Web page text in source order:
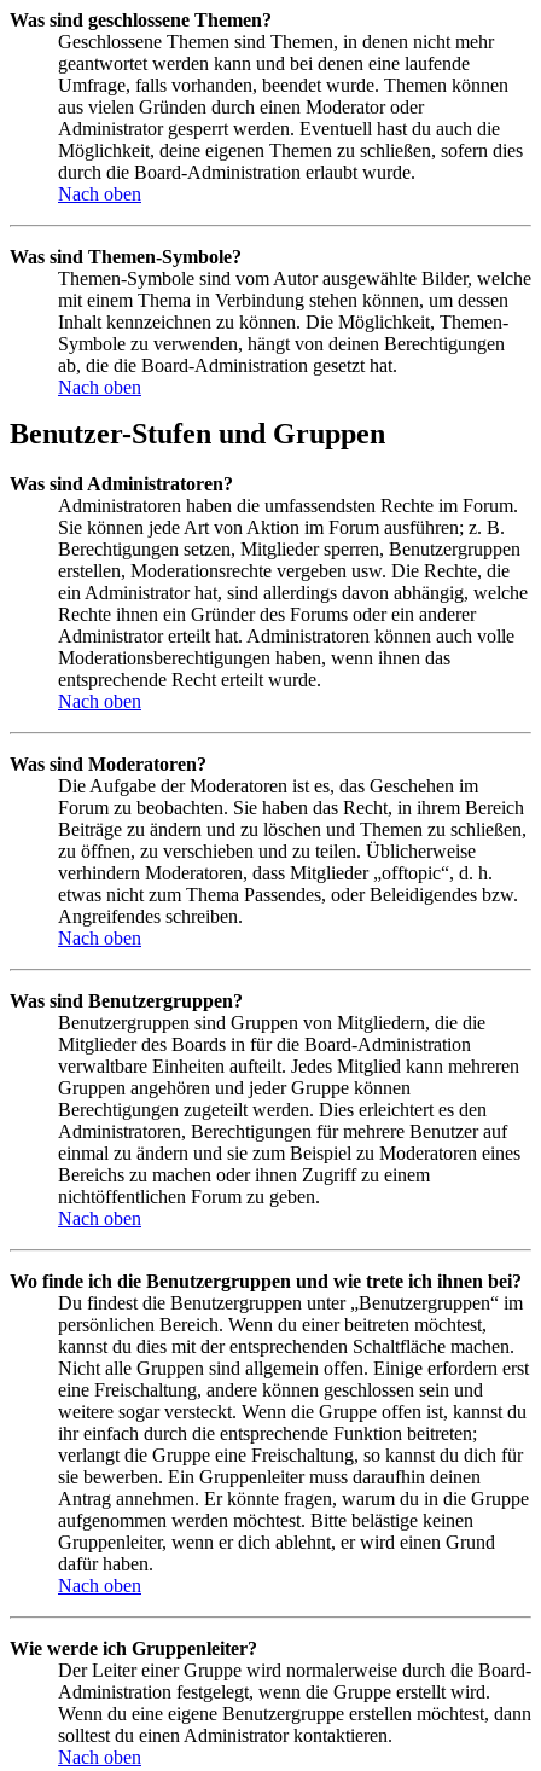
Was sind geschlossene Themen?
Geschlossene Themen sind Themen, in denen nicht mehr
geantwortet werden kann und bei denen eine laufende
Umfrage, falls vorhanden, beendet wurde. Themen können
aus vielen Gründen durch einen Moderator oder
Administrator gesperrt werden. Eventuell hast du auch die
Möglichkeit, deine eigenen Themen zu schließen, sofern dies
durch die Board-Administration erlaubt wurde.
Nach oben
Was sind Themen-Symbole?
Themen-Symbole sind vom Autor ausgewählte Bilder, welche
mit einem Thema in Verbindung stehen können, um dessen
Inhalt kennzeichnen zu können. Die Möglichkeit, Themen-
Symbole zu verwenden, hängt von deinen Berechtigungen
ab, die die Board-Administration gesetzt hat.
Nach oben
Benutzer-Stufen und Gruppen
Was sind Administratoren?
Administratoren haben die umfassendsten Rechte im Forum.
Sie können jede Art von Aktion im Forum ausführen; z. B.
Berechtigungen setzen, Mitglieder sperren, Benutzergruppen
erstellen, Moderationsrechte vergeben usw. Die Rechte, die
ein Administrator hat, sind allerdings davon abhängig, welche
Rechte ihnen ein Gründer des Forums oder ein anderer
Administrator erteilt hat. Administratoren können auch volle
Moderationsberechtigungen haben, wenn ihnen das
entsprechende Recht erteilt wurde.
Nach oben
Was sind Moderatoren?
Die Aufgabe der Moderatoren ist es, das Geschehen im
Forum zu beobachten. Sie haben das Recht, in ihrem Bereich
Beiträge zu ändern und zu löschen und Themen zu schließen,
zu öffnen, zu verschieben und zu teilen. Üblicherweise
verhindern Moderatoren, dass Mitglieder „offtopic“, d. h.
etwas nicht zum Thema Passendes, oder Beleidigendes bzw.
Angreifendes schreiben.
Nach oben
Was sind Benutzergruppen?
Benutzergruppen sind Gruppen von Mitgliedern, die die
Mitglieder des Boards in für die Board-Administration
verwaltbare Einheiten aufteilt. Jedes Mitglied kann mehreren
Gruppen angehören und jeder Gruppe können
Berechtigungen zugeteilt werden. Dies erleichtert es den
Administratoren, Berechtigungen für mehrere Benutzer auf
einmal zu ändern und sie zum Beispiel zu Moderatoren eines
Bereichs zu machen oder ihnen Zugriff zu einem
nichtöffentlichen Forum zu geben.
Nach oben
Wo finde ich die Benutzergruppen und wie trete ich ihnen bei?
Du findest die Benutzergruppen unter „Benutzergruppen“ im
persönlichen Bereich. Wenn du einer beitreten möchtest,
kannst du dies mit der entsprechenden Schaltfläche machen.
Nicht alle Gruppen sind allgemein offen. Einige erfordern erst
eine Freischaltung, andere können geschlossen sein und
weitere sogar versteckt. Wenn die Gruppe offen ist, kannst du
ihr einfach durch die entsprechende Funktion beitreten;
verlangt die Gruppe eine Freischaltung, so kannst du dich für
sie bewerben. Ein Gruppenleiter muss daraufhin deinen
Antrag annehmen. Er könnte fragen, warum du in die Gruppe
aufgenommen werden möchtest. Bitte belästige keinen
Gruppenleiter, wenn er dich ablehnt, er wird einen Grund
dafür haben.
Nach oben
Wie werde ich Gruppenleiter?
Der Leiter einer Gruppe wird normalerweise durch die Board-
Administration festgelegt, wenn die Gruppe erstellt wird.
Wenn du eine eigene Benutzergruppe erstellen möchtest, dann
solltest du einen Administrator kontaktieren.
Nach oben